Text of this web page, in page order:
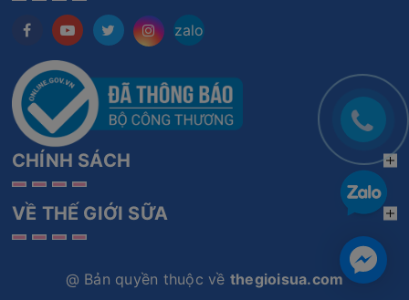
zalo
CHÍNH SÁCH
VỀ THẾ GIỚI SỮA
@ Bản quyền thuộc về thegioisua.com